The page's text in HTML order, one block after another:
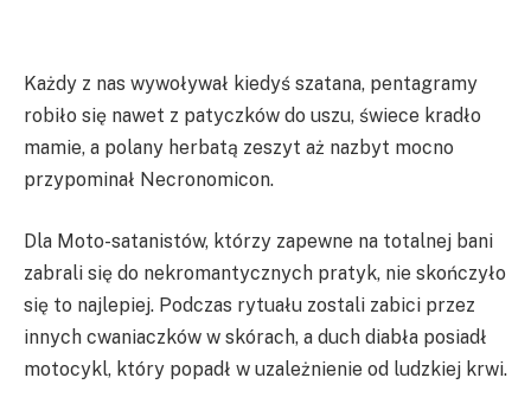
Każdy z nas wywoływał kiedyś szatana, pentagramy
robiło się nawet z patyczków do uszu, świece kradło
mamie, a polany herbatą zeszyt aż nazbyt mocno
przypominał Necronomicon.
Dla Moto-satanistów, którzy zapewne na totalnej bani
zabrali się do nekromantycznych pratyk, nie skończyło
się to najlepiej. Podczas rytuału zostali zabici przez
innych cwaniaczków w skórach, a duch diabła posiadł
motocykl, który popadł w uzależnienie od ludzkiej krwi.